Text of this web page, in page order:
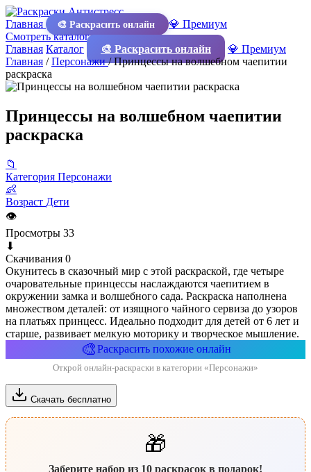
Главная 🎨 Раскрасить онлайн
💎 Премиум
Смотреть каталог
Главная Каталог 🎨 Раскрасить онлайн
💎 Премиум
Главная /Персонажи/Принцессы на волшебном чаепитии
раскраска
Принцессы на волшебном чаепитии
раскраска
📁
Категория Персонажи
👶
Возраст Дети
👁
Просмотры 33
⬇
Скачивания 0
Окунитесь в сказочный мир с этой раскраской, где четыре
очаровательные принцессы наслаждаются чаепитием в
окружении замка и волшебного сада. Раскраска наполнена
множеством деталей: от изящного чайного сервиза до узоров
на платьях принцесс. Идеально подходит для детей от 6 лет и
старше, развивает мелкую моторику и творческое мышление.
🎨Раскрасить похожие онлайн
Открой онлайн-раскраски в категории «Персонажи»
Скачать бесплатно
🎁
Заберите набор из 10 раскрасок в подарок!